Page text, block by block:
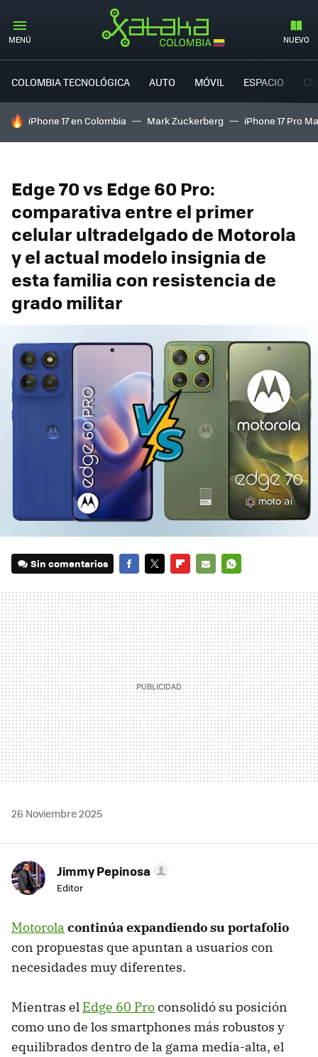
MENÚ NUEVO
COLOMBIA TECNOLÓGICA AUTO MÓVIL ESPACIO
HOY SE HABLA DE
iPhone 17 en Colombia Mark Zuckerberg iPhone 17 Pro
Edge 70 vs Edge 60 Pro:
comparativa entre el primer
celular ultradelgado de Motorola
y el actual modelo insignia de
esta familia con resistencia de
grado militar
Sin comentarios
MAIL
26 Noviembre 2025
Jimmy Pepinosa
Editor
Motorola continúa expandiendo su portafolio
con propuestas que apuntan a usuarios con
necesidades muy diferentes.
Mientras el Edge 60 Proconsolidó su posición
como uno de los smartphones más robustos y
equilibrados dentro de la gama media-alta, el